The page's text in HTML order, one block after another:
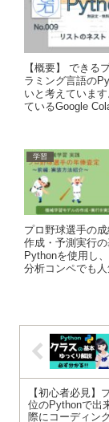
【概要】 できる
ラミング言語の
いと考えていま
ているGoogle
学習
プロ野球選手の
作成・予測実行
Pythonを使用し
分析コンペでも
【初心者必見】
位のPythonで出
際にコーディン